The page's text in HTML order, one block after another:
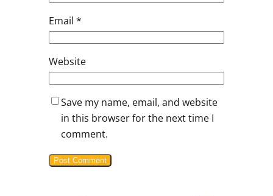
Email *
Website
Save my name, email, and website
in this browser for the next time I
comment.